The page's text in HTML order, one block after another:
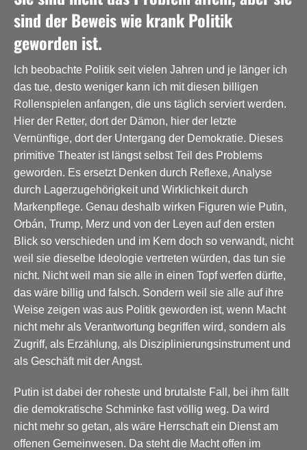
sind der Beweis wie krank Politik
geworden ist.
Ich beobachte Politik seit vielen Jahren und je länger ich
das tue, desto weniger kann ich mit diesen billigen
Rollenspielen anfangen, die uns täglich serviert werden.
Hier der Retter, dort der Dämon, hier der letzte
Vernünftige, dort der Untergang der Demokratie. Dieses
primitive Theater ist längst selbst Teil des Problems
geworden. Es ersetzt Denken durch Reflexe, Analyse
durch Lagerzugehörigkeit und Wirklichkeit durch
Markenpflege. Genau deshalb wirken Figuren wie Putin,
Orbán, Trump, Merz und von der Leyen auf den ersten
Blick so verschieden und im Kern doch so verwandt, nicht
weil sie dieselbe Ideologie vertreten würden, das tun sie
nicht. Nicht weil man sie alle in einen Topf werfen dürfte,
das wäre billig und falsch. Sondern weil sie alle auf ihre
Weise zeigen was aus Politik geworden ist, wenn Macht
nicht mehr als Verantwortung begriffen wird, sondern als
Zugriff, als Erzählung, als Disziplinierungsinstrument und
als Geschäft mit der Angst.
Putin ist dabei der roheste und brutalste Fall, bei ihm fällt
die demokratische Schminke fast völlig weg. Da wird
nicht mehr so getan, als wäre Herrschaft ein Dienst am
offenen Gemeinwesen. Da steht die Macht offen im